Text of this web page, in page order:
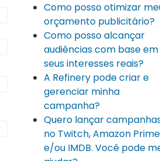
Como posso otimizar
orçamento publicitário?
Como posso alcançar
audiências com base em
seus interesses reais?
A Refinery pode criar e
gerenciar minha
campanha?
Quero lançar
no Twitch, Amazon Prime
e/ou IMDB. Você pode